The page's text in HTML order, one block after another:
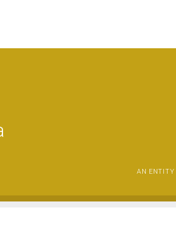
AN ENTITY